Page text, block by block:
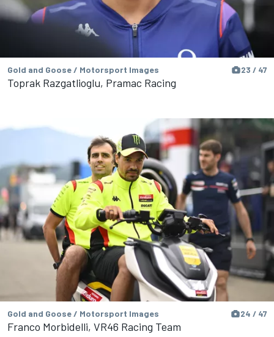
Gold and Goose / Motorsport Images 23 / 47
Toprak Razgatlioglu, Pramac Racing
Gold and Goose / Motorsport Images 24 / 47
Franco Morbidelli, VR46 Racing Team